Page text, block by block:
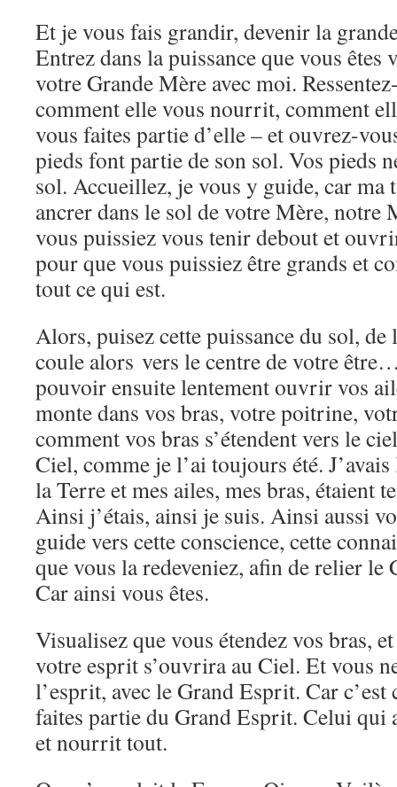
Et je vous fais grandir, devenir la
Entrez dans la puissance que vous êtes
votre Grande Mère avec moi.
comment elle vous nourrit, comment
vous faites partie d’elle – et ouvrez-
pieds font partie de son sol. Vos pieds
sol. Accueillez, je vous y guide, car ma
ancrer dans le sol de votre Mère, notre
vous puissiez vous tenir debout et
pour que vous puissiez être grands et
tout ce qui est.
Alors, puisez cette puissance du sol,
coule alors vers le centre de votre
pouvoir ensuite lentement ouvrir vos
monte dans vos bras, votre poitrine,
comment vos bras s’étendent vers le
Ciel, comme je l’ai toujours été.
la Terre et mes ailes, mes bras, étaient
Ainsi j’étais, ainsi je suis. Ainsi aussi
guide vers cette conscience, cette
que vous la redeveniez, afin de relier le
Car ainsi vous êtes.
Visualisez que vous étendez vos bras,
votre esprit s’ouvrira au Ciel. Et vous
l’esprit, avec le Grand Esprit. Car c’est
faites partie du Grand Esprit. Celui qui
et nourrit tout.